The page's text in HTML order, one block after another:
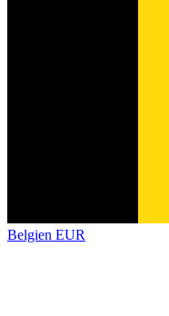
Belgien EUR